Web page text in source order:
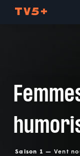
Saison 1 — Vent